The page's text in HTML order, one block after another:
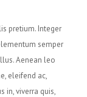
pretium. Integer
semper
Aenean leo
eleifend ac,
in, viverra quis,